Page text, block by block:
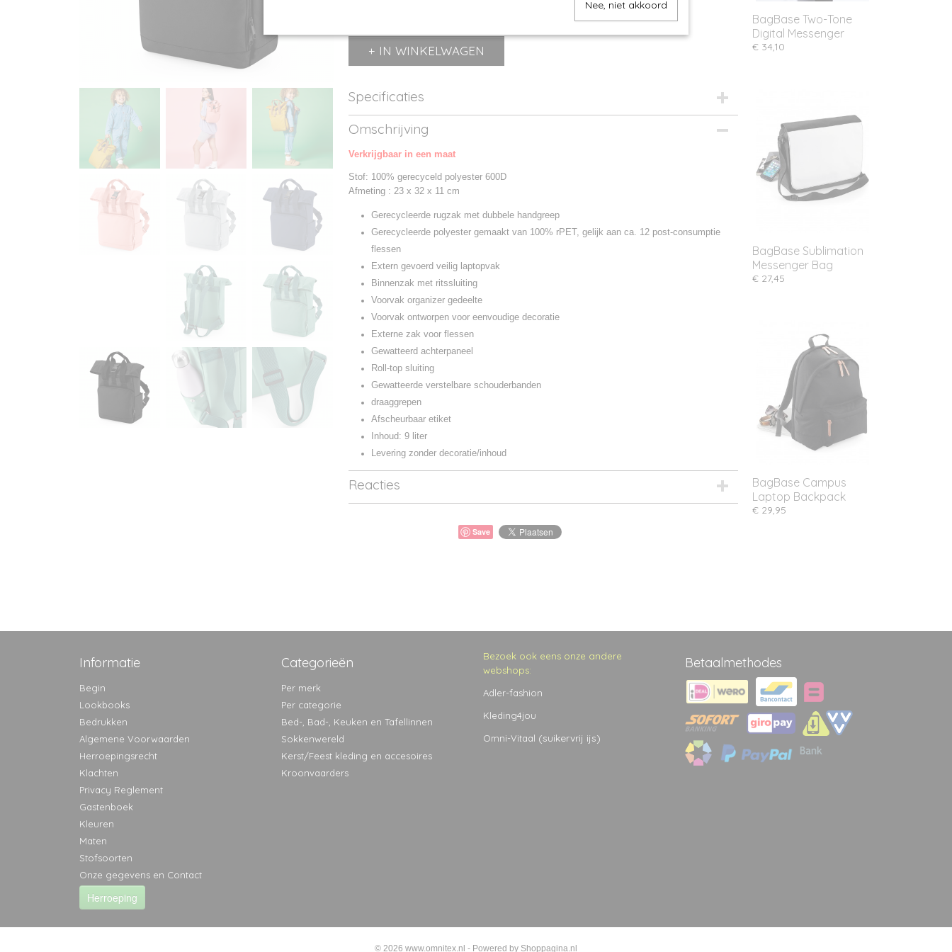
IN WINKELWAGEN
Specificaties
Productcode
Productcode leverancier
Omschrijving
Verkrijgbaar in een maat
Stof: 100% gerecyceld polyester 600D
Afmeting : 23 x 32 x 11 cm
Gerecycleerde rugzak met dubbele handgreep
Gerecycleerde polyester gemaakt van 100% rPET, gelijk aan ca. 12 post-consumptie
flessen
Extern gevoerd veilig laptopvak
Binnenzak met ritssluiting
Voorvak organizer gedeelte
Voorvak ontworpen voor eenvoudige decoratie
Externe zak voor flessen
Gewatteerd achterpaneel
Roll-top sluiting
Gewatteerde verstelbare schouderbanden
draaggrepen
Afscheurbaar etiket
Inhoud: 9 liter
Levering zonder decoratie/inhoud
Reacties
Save
BagBase Two-Tone
Digital Messenger
€ 34,10
BagBase Sublimation
Messenger Bag
€ 27,45
BagBase Campus
Laptop Backpack
€ 29,95
Informatie
Begin
Lookbooks
Bedrukken
Algemene Voorwaarden
Herroepingsrecht
Klachten
Privacy Reglement
Gastenboek
Kleuren
Maten
Stofsoorten
Onze gegevens en Contact
Herroeping
Categorieën
Per merk
Per categorie
Bed-, Bad-, Keuken en Tafellinnen
Sokkenwereld
Kerst/Feest kleding en accesoires
Kroonvaarders
Bezoek ook eens onze andere
webshops:
Adler-fashion
Kleding4jou
Omni-Vitaal (suikervrij ijs)
Betaalmethodes
© 2026 www.omnitex.nl - Powered by Shoppagina.nl
Nee, niet akkoord